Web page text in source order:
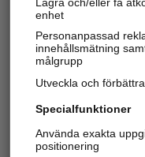
Har du redan
Varje vecka
härliga
enhet
Personanpassad
innehållsmätning
målgrupp
Utveckla och
Specialfunktioner
Använda exakta
positionering